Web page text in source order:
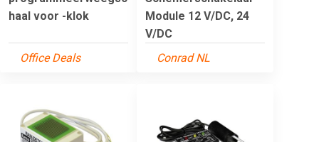
haal voor -klok
Office Deals
Module 12 V/DC, 24
V/DC
Conrad NL